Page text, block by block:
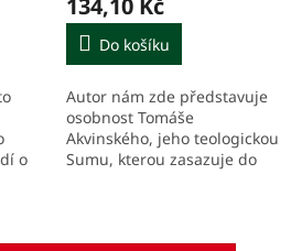
o
134,10 Kč
Do košíku
Autor nám zde představuje
osobnost Tomáše
Akvinského, jeho teologickou
Sumu, kterou zasazuje do